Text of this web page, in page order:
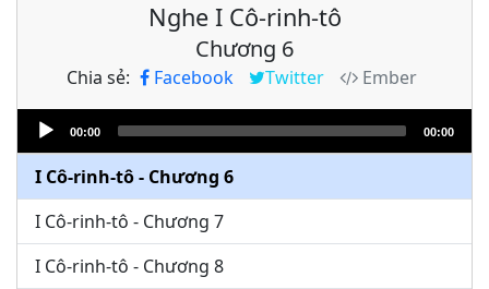
Nghe I Cô-rinh-tô
Chương 6
Chia sẻ: Facebook Twitter
Ember
Audio
Player
00:00 00:00
I Cô-rinh-tô - Chương 3
I Cô-rinh-tô - Chương 4
I Cô-rinh-tô - Chương 5
I Cô-rinh-tô - Chương 6
I Cô-rinh-tô - Chương 7
I Cô-rinh-tô - Chương 8